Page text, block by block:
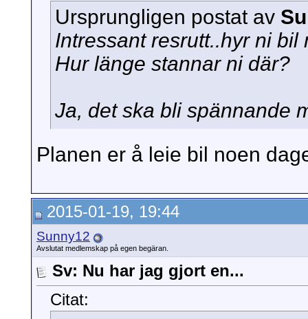
Ursprungligen postat av
Intressant resrutt..hyr ni
Hur länge stannar ni där?
Ja, det ska bli spännande
Planen er å leie bil noen
2015-01-19, 19:44
Sunny12
Avslutat medlemskap på egen begäran.
Sv: Nu har jag gjort en...
Citat: